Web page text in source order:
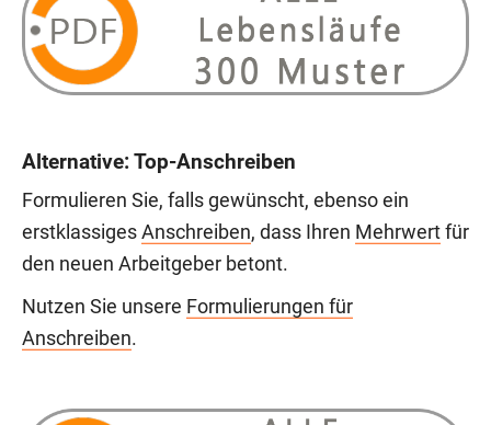
Alternative: Top-Anschreiben
Formulieren Sie, falls gewünscht, ebenso ein
erstklassiges Anschreiben, dass Ihren Mehrwert für
den neuen Arbeitgeber betont.
Nutzen Sie unsere Formulierungen für
Anschreiben.